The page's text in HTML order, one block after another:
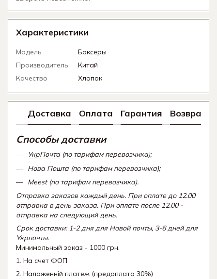
Характеристики
Модель
Боксеры
Производитель
Китай
Качество
Хлопок
Доставка Оплата Гарантия Возврат
Способы доставки
УкрПочта (по тарифам перевозчика);
Нова Пошта (по тарифам перевозчика);
Meest (по тарифам перевозчика).
Отправка заказов каждый день. При оплате до 12.00
отправка в день заказа. При оплате после 12.00 -
отправка на следующий день.
Срок доставки: 1-2 дня для Новой почты, 3-6 дней для
Укрпочты.
Минимальный заказ - 1000 грн.
1. На счет ФОП
2. Наложенній платеж (предоплата 30%)